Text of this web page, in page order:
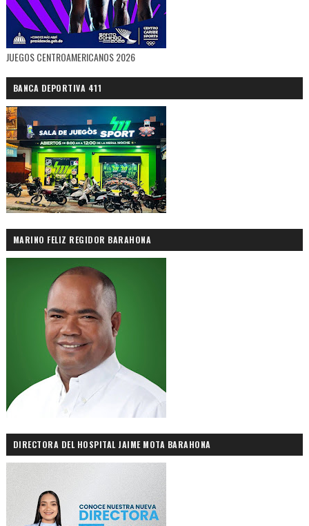
JUEGOS CENTROAMERICANOS 2026
BANCA DEPORTIVA 411
MARINO FELIZ REGIDOR BARAHONA
DIRECTORA DEL HOSPITAL JAIME MOTA BARAHONA